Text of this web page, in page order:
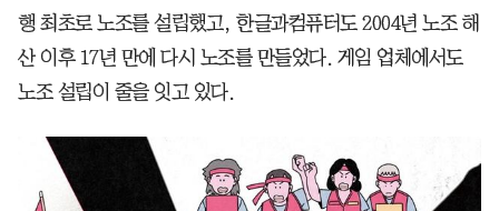
행 최초로 노조를 설립했고, 한글과컴퓨터도 2004년 노조 해
산 이후 17년 만에 다시 노조를 만들었다. 게임 업체에서도
노조 설립이 줄을 잇고 있다.